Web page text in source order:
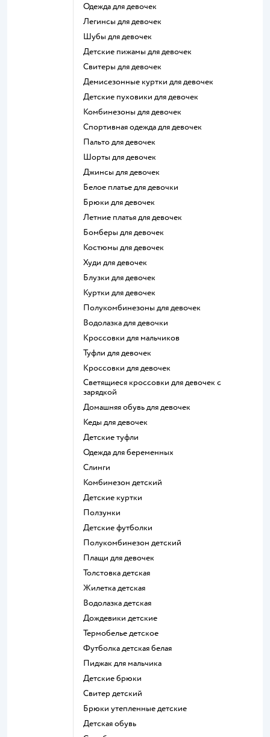
Одежда для девочек
Легинсы для девочек
Шубы для девочек
Детские пижамы для девочек
Свитеры для девочек
Демисезонные куртки для девочек
Детские пуховики для девочек
Комбинезоны для девочек
Спортивная одежда для девочек
Пальто для девочек
Шорты для девочек
Джинсы для девочек
Белое платье для девочки
Брюки для девочек
Летние платья для девочек
Бомберы для девочек
Костюмы для девочек
Худи для девочек
Блузки для девочек
Куртки для девочек
Полукомбинезоны для девочек
Водолазка для девочки
Кроссовки для мальчиков
Туфли для девочек
Кроссовки для девочек
Светящиеся кроссовки для девочек с
зарядкой
Домашняя обувь для девочек
Кеды для девочек
Детские туфли
Одежда для беременных
Слинги
Комбинезон детский
Детские куртки
Ползунки
Детские футболки
Полукомбинезон детский
Плащи для девочек
Толстовка детская
Жилетка детская
Водолазка детская
Дождевики детские
Термобелье детское
Футболка детская белая
Пиджак для мальчика
Детские брюки
Свитер детский
Брюки утепленные детские
Детская обувь